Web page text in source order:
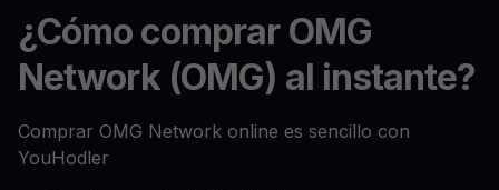
¿Cómo comprar OMG
Network (OMG) al instante?
Comprar OMG Network online es sencillo con
YouHodler